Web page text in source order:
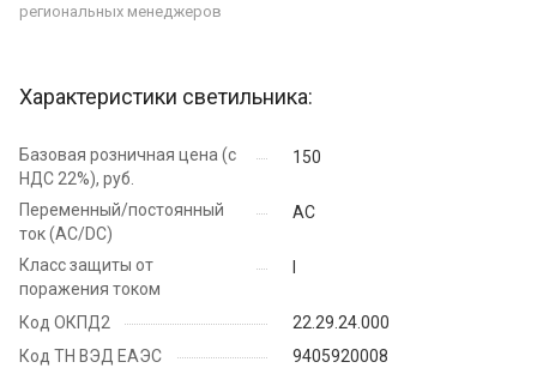
региональных менеджеров
Характеристики светильника:
Базовая розничная цена (с
НДС 22%), руб.
150
Переменный/постоянный
ток (AC/DC)
AC
Класс защиты от
поражения током
Код ОКПД2
22.29.24.000
Код ТН ВЭД ЕАЭС
9405920008